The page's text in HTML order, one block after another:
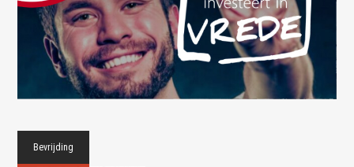
Bevrijding